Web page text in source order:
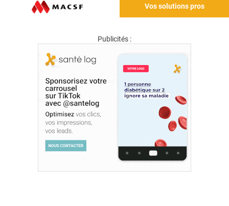
Vos solutions pros
Publicités :